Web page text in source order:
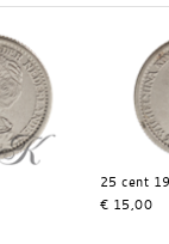
25 cent
€ 15,00